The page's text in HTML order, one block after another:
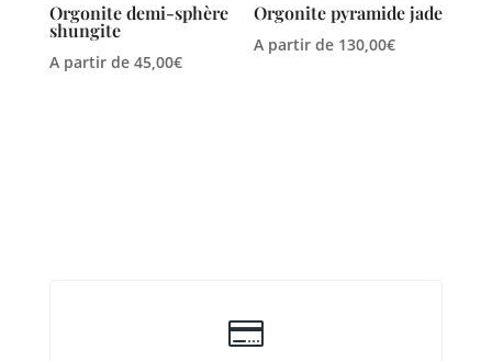
Orgonite demi-sphère
shungite
A partir de 45,00€
Orgonite pyramide jade
A partir de 130,00€
